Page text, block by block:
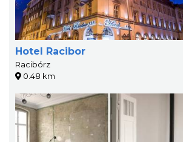
Hotel Racibor
Racibórz
0.48 km